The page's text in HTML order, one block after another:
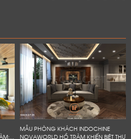
MẪU PHÒNG KHÁCH INDOCHINE
NOVAWORLD HỒ TRÀM KHIẾN BIỆT THỰ